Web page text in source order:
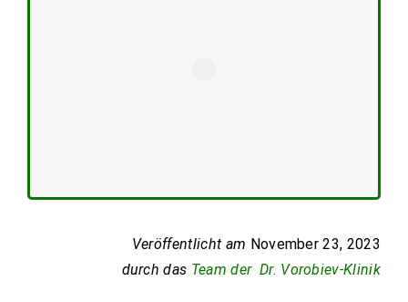
Veröffentlicht am November 23, 2023
durch das Team der Dr. Vorobiev-Klinik